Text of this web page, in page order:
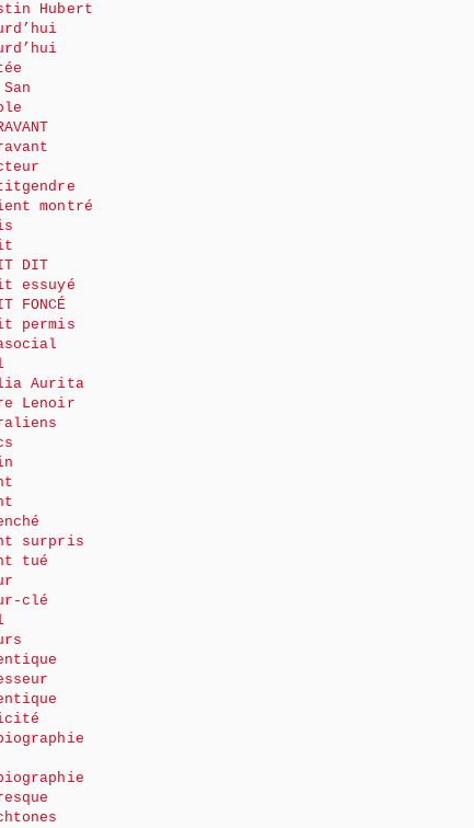
Hubert
montré
DIT
essuyé
FONCÉ
permis
Aurita
Lenoir
surpris
tué
clé